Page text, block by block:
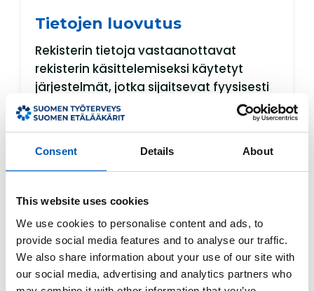
Consent Details About
This website uses cookies
We use cookies to personalise content and ads, to
provide social media features and to analyse our traffic.
We also share information about your use of our site with
our social media, advertising and analytics partners who
Tietojen luovutus
Rekisterin tietoja vastaanottavat
rekisterin käsittelemiseksi käytetyt
järjestelmät, jotka sijaitsevat fyysisesti
joko Euroopassa tai USA:ssa kuuluen
EU:n ja Yhdysvaltojen väliseen
Framework) tai ottaneet GDPR -
palveluissaan muilla keinoin.
Rekisterinpitäjällä on oikeus luovuttaa
henkilötietoja EU:n ja ETA:n sisällä
rekisterinpitäjän lukuun toimiville
henkilötietojen käsittelijöille, samaan